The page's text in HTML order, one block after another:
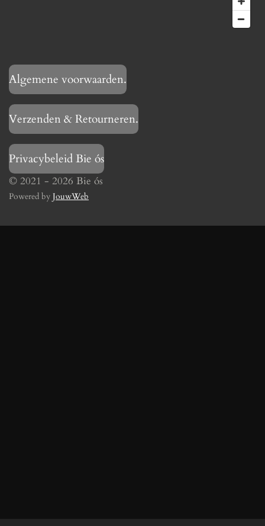
Algemene voorwaarden.
Verzenden & Retourneren.
Privacybeleid Bie ós
© 2021 - 2026 Bie ós
Powered by JouwWeb